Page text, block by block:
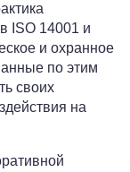
ISO 14001 и
и охранное
по этим
своих
на